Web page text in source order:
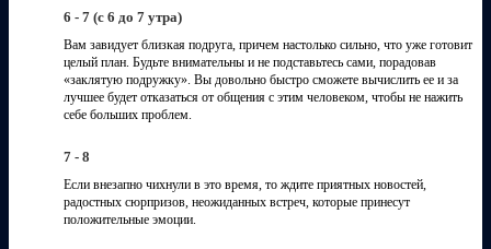
6 - 7 (с 6 до 7 утра)
Вам завидует близкая подруга, причем настолько сильно, что уже готовит
целый план. Будьте внимательны и не подставьтесь сами, порадовав
«заклятую подружку». Вы довольно быстро сможете вычислить ее и за
лучшее будет отказаться от общения с этим человеком, чтобы не нажить
себе больших проблем.
7 - 8
Если внезапно чихнули в это время, то ждите приятных новостей,
радостных сюрпризов, неожиданных встреч, которые принесут
положительные эмоции.